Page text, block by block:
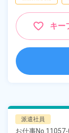
キー
派遣社員
お仕事No. 11057-